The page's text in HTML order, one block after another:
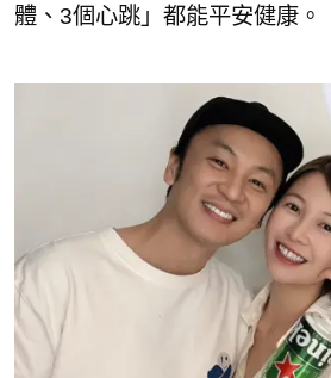
體、3個心跳」都能平安健康。